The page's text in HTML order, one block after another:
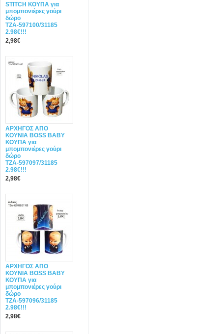
STITCH ΚΟΥΠΑ για
μπομπονιέρες γούρι
δώρο
ΤΖΑ-597100/31185
2.98€!!!
2,98€
ΑΡΧΗΓΟΣ ΑΠΟ
ΚΟΥΝΙΑ BOSS BABY
ΚΟΥΠΑ για
μπομπονιέρες γούρι
δώρο
ΤΖΑ-597097/31185
2.98€!!!
2,98€
ΑΡΧΗΓΟΣ ΑΠΟ
ΚΟΥΝΙΑ BOSS BABY
ΚΟΥΠΑ για
μπομπονιέρες γούρι
δώρο
ΤΖΑ-597096/31185
2.98€!!!
2,98€